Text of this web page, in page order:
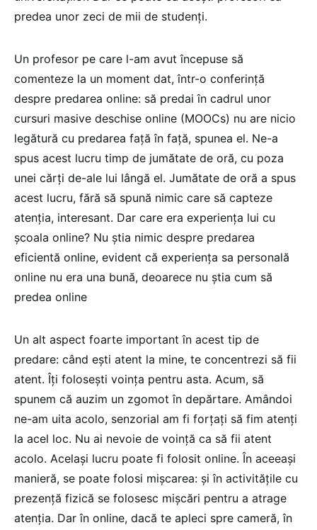
predea unor zeci de mii de studenți.
Un profesor pe care l-am avut începuse să
comenteze la un moment dat, într-o conferință
despre predarea online: să predai în cadrul unor
cursuri masive deschise online (MOOCs) nu are nicio
legătură cu predarea față în față, spunea el. Ne-a
spus acest lucru timp de jumătate de oră, cu poza
unei cărți de-ale lui lângă el. Jumătate de oră a spus
acest lucru, fără să spună nimic care să capteze
atenția, interesant. Dar care era experiența lui cu
școala online? Nu știa nimic despre predarea
eficientă online, evident că experiența sa personală
online nu era una bună, deoarece nu știa cum să
predea online
Un alt aspect foarte important în acest tip de
predare: când ești atent la mine, te concentrezi să fii
atent. Îți folosești voința pentru asta. Acum, să
spunem că auzim un zgomot în depărtare. Amândoi
ne-am uita acolo, senzorial am fi forțați să fim atenți
la acel loc. Nu ai nevoie de voință ca să fii atent
acolo. Același lucru poate fi folosit online. În aceeași
manieră, se poate folosi mișcarea: și în activitățile cu
prezență fizică se folosesc mișcări pentru a atrage
atenția. Dar în online, dacă te apleci spre cameră, în